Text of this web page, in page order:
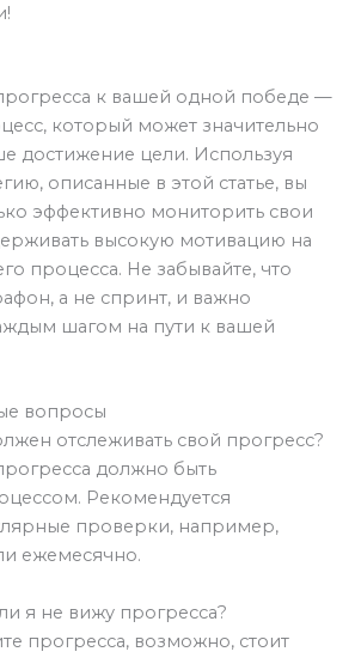
к вашей одной победе —
который может значительно
достижение цели. Используя
описанные в этой статье, вы
эффективно мониторить свои
высокую мотивацию на
процесса. Не забывайте, что
а не спринт, и важно
шагом на пути к вашей
вопросы
отслеживать свой прогресс?
должно быть
Рекомендуется
проверки, например,
ежемесячно.
я не вижу прогресса?
прогресса, возможно, стоит